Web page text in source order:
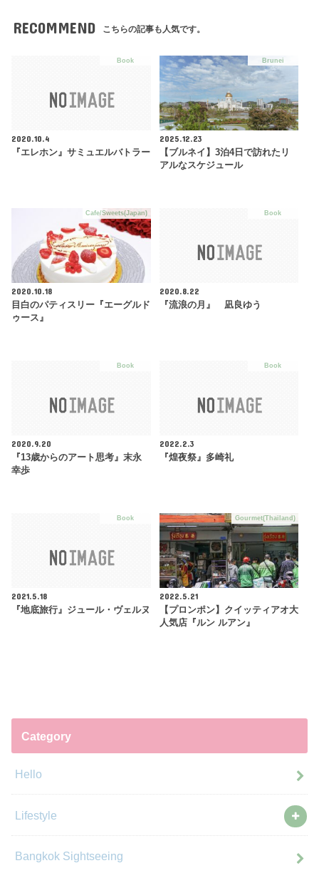
RECOMMEND こちらの記事も人気です。
Book
2020.10.4
『エレホン』サミュエルバトラー
Brunei
2025.12.23
【ブルネイ】3泊4日で訪れたリ
アルなスケジュール
Cafe/Sweets(Japan)
2020.10.18
目白のパティスリー『エーグルド
ゥース』
Book
2020.8.22
『流浪の月』 凪良ゆう
Book
2020.9.20
『13歳からのアート思考』末永
幸歩
Book
2022.2.3
『煌夜祭』多崎礼
Book
2021.5.18
『地底旅行』ジュール・ヴェルヌ
Gourmet(Thailand)
2022.5.21
【プロンポン】クイッティアオ大
人気店『ルン ルアン』
Category
Hello
Lifestyle
Bangkok Sightseeing